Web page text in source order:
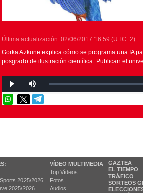
Última actualización: 02/06/2017 16:59 (UTC+2)
Gorka Azkune explica cómo se programa una IA
posgrado de ilustración científica. Publican el
2025/2026
2025/2026
VÍDEO MULTIMEDIA
Top Vídeos
Fotos
Audios
GAZTEA
EL TIEMPO
TRÁFICO
SORTEOS